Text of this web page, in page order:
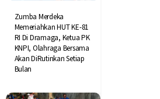
Zumba Merdeka
Memeriahkan HUT KE-81
RI Di Dramaga, Ketua PK
KNPI, Olahraga Bersama
Akan DiRutinkan Setiap
Bulan